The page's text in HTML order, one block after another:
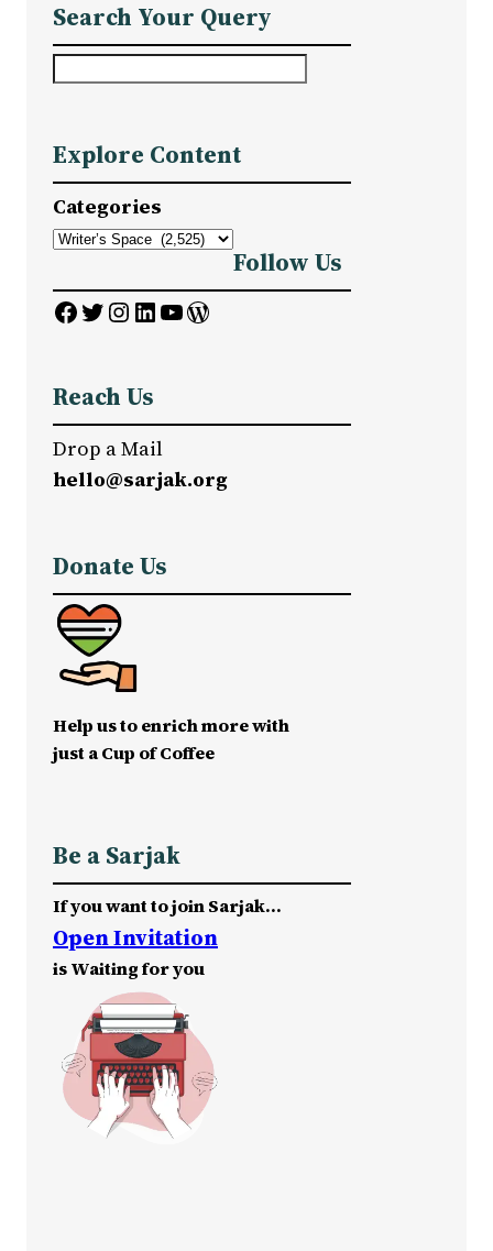
Search Your Query
r
c
h
Explore Content
Categories
Follow Us
Facebook Twitter InstagramLinkedIn YouTube WordPress
Reach Us
Drop a Mail
hello@sarjak.org
Donate Us
Help us to enrich more with
just a Cup of Coffee
Be a Sarjak
If you want to join Sarjak…
Open Invitation
is Waiting for you